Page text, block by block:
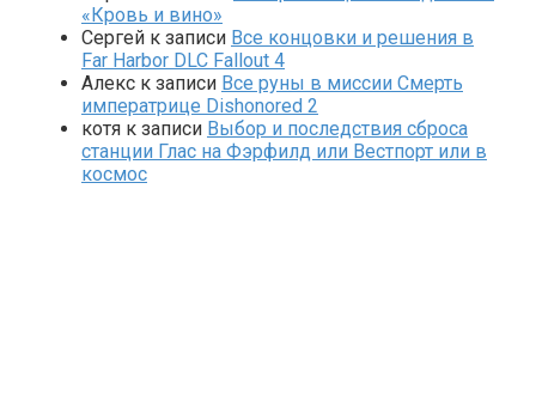
«Кровь и вино»
Сергей к записи Все концовки и решения в
Far Harbor DLC Fallout 4
Алекс к записи Все руны в миссии Смерть
императрице Dishonored 2
котя к записи Выбор и последствия сброса
станции Глас на Фэрфилд или Вестпорт или в
космос